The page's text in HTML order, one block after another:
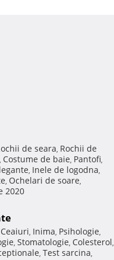
de seara, Rochii de
, Costume de baie, Pantofi,
, Inele de logodna,
, Ochelari de soare,
2020
Ceaiuri, Inima, Psihologie,
, Stomatologie, Colesterol,
, Test sarcina,